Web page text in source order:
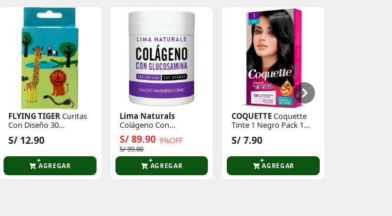
FLYING TIGERCuritas
Con Diseño 30
S/ 12.90
AGREGAR
Lima Naturals
Colágeno Con
Glucosamina 500mg
S/ 89.90 9%OFF
S/ 99.00
AGREGAR
COQUETTECoquette
Tinte 1 Negro Pack 1
S/ 7.90
AGREGAR